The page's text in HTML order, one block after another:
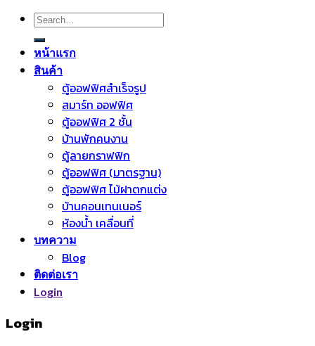
Search
for:
หน้าแรก
สินค้า
ตู้ออฟฟิศสำเร็จรูป
สมาร์ท ออฟฟิศ
ตู้ออฟฟิศ 2 ชั้น
บ้านพักคนงาน
ตู้ลายกราฟฟิก
ตู้ออฟฟิศ (มาตรฐาน)
ตู้ออฟฟิศ ไม้ฝาตกแต่ง
บ้านคอนเทนเนอร์
ห้องน้ำ เคลื่อนที่
บทความ
Blog
ติดต่อเรา
Login
Login